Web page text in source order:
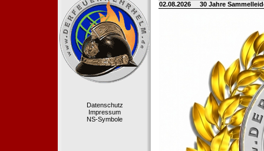
Datenschutz
Impressum
NS-Symbole
02.08.2026 30 Jahre